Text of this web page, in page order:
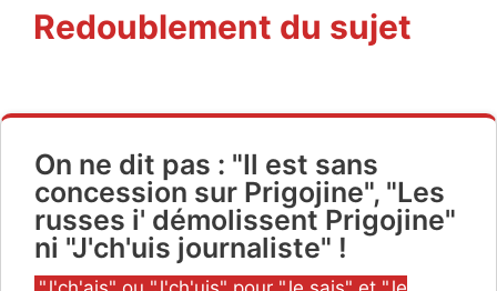
Redoublement du sujet
On ne dit pas : "Il est sans
concession sur Prigojine", "Les
russes i' démolissent Prigojine"
ni "J'ch'uis journaliste" !
Catégories